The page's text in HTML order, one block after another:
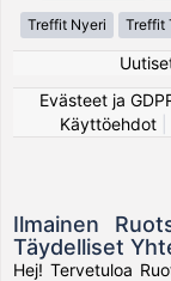
Treffit Nyeri Treffit
Evästeet ja
Käyttöehdot
Ilmainen
Täydelliset
Hej! Tervetuloa